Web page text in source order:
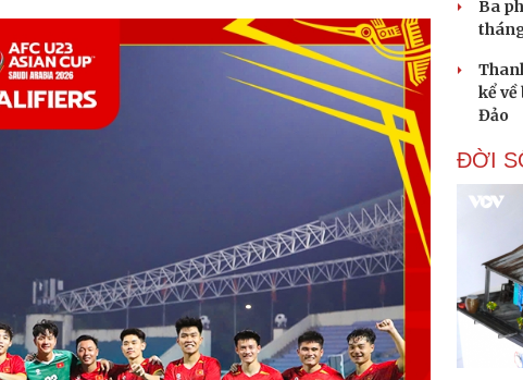
Ba
kể
Đảo
ĐỜI